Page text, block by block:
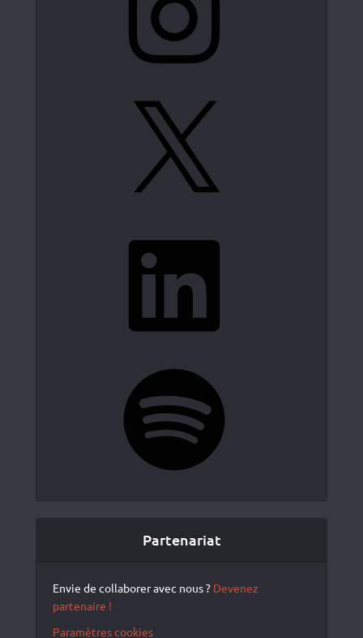
Partenariat
Envie de collaborer avec nous ? Devenez
partenaire !
Paramètres cookies